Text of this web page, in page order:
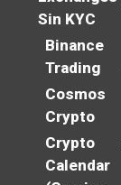
Sin KYC
Binance
Trading
Cosmos
Crypto
Crypto
Calendar